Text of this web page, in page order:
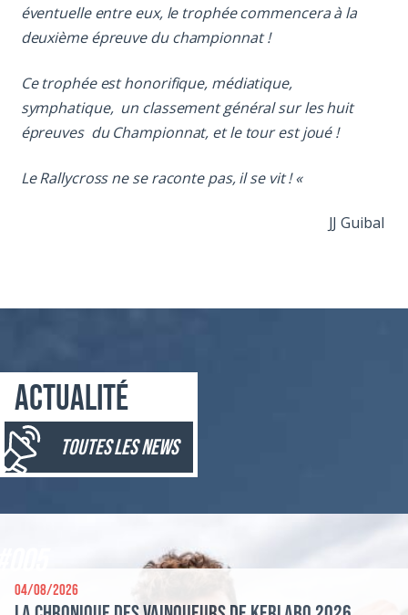
éventuelle entre eux, le trophée commencera à la
deuxième épreuve du championnat !
Ce trophée est honorifique, médiatique,
symphatique, un classement général sur les huit
épreuves du Championnat, et le tour est joué !
Le Rallycross ne se raconte pas, il se vit ! «
JJ Guibal
Actualité
toutes les news
04/08/2026